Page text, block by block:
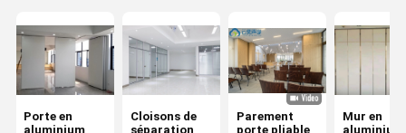
Porte en
aluminium
Cloisons de
séparation
Parement
porte pliable
Mur en
aluminium